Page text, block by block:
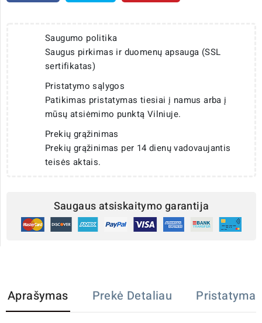
Saugumo politika
Saugus pirkimas ir duomenų apsauga (SSL
sertifikatas)
Pristatymo sąlygos
Patikimas pristatymas tiesiai į namus arba į
mūsų atsiėmimo punktą Vilniuje.
Prekių grąžinimas
Prekių grąžinimas per 14 dienų vadovaujantis
teisės aktais.
Saugaus atsiskaitymo garantija
Aprašymas Prekė Detaliau Pristatymas